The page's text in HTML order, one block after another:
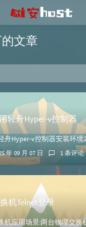
文章
轻舟Hyper-v控制器
年 09 月 07 日 1 条评论
机Telnet登录